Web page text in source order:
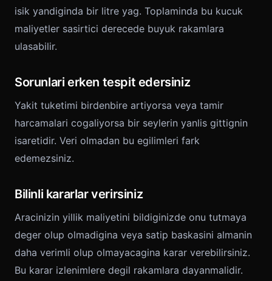
isik yandiginda bir litre yag. Toplaminda bu kucuk
maliyetler sasirtici derecede buyuk rakamlara
ulasabilir.
Sorunlari erken tespit edersiniz
Yakit tuketimi birdenbire artiyorsa veya tamir
harcamalari cogaliyorsa bir seylerin yanlis gittignin
isaretidir. Veri olmadan bu egilimleri fark
edemezsiniz.
Bilinli kararlar verirsiniz
Aracinizin yillik maliyetini bildiginizde onu tutmaya
deger olup olmadigina veya satip baskasini almanin
daha verimli olup olmayacagina karar verebilirsiniz.
Bu karar izlenimlere degil rakamlara dayanmalidir.